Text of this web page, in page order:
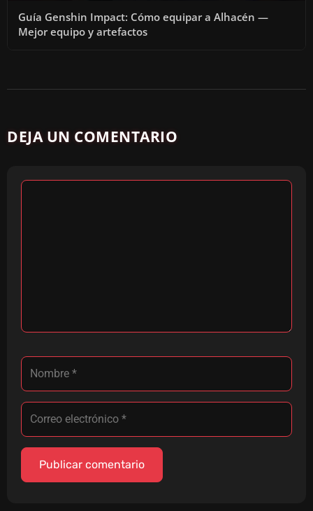
Guía Genshin Impact: Cómo equipar a Alhacén —
Mejor equipo y artefactos
DEJA UN COMENTARIO